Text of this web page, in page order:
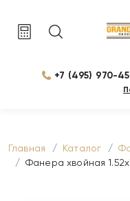
+7 (495) 970-
Главная Каталог
Фанера хвойная